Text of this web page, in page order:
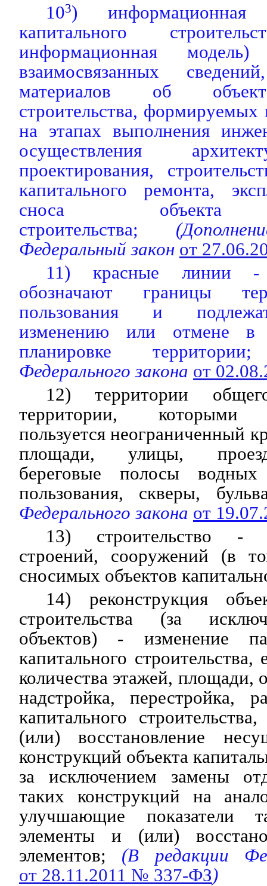
103) информационная
капитального
информационная
взаимосвязанных
материалов об
строительства, формируемых
на этапах выполнения
осуществления
проектирования,
капитального ремонта,
сноса объекта
строительства;
Федеральный закон от
11) красные линии -
обозначают границы
пользования и
изменению или отмене в
планировке территории;
Федерального закона от
12) территории
территории, которыми
пользуется неограниченный
площади, улицы,
береговые полосы
пользования, скверы,
Федерального закона от
13) строительство -
строений, сооружений (в
сносимых объектов
14) реконструкция
строительства (за
объектов) - изменение
капитального
количества этажей, площади,
надстройка, перестройка,
капитального
(или) восстановление
конструкций объекта
за исключением замены
таких конструкций на
улучшающие показатели
элементы и (или)
элементов; (В редакции
от 28.11.2011 № 337-ФЗ)